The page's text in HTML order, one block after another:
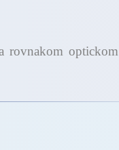
rovnakom optickom